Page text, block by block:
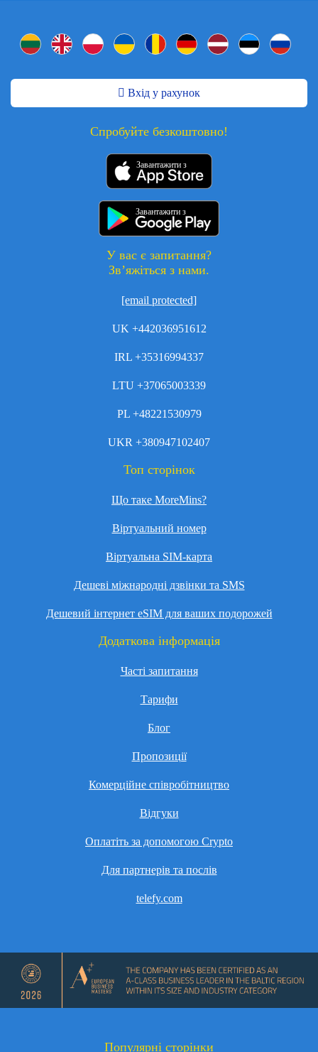
Вхід у рахунок
Спробуйте безкоштовно!
Завантажити з
Завантажити з
У вас є запитання?
Зв’яжіться з нами.
[email protected]
UK +442036951612
IRL +35316994337
LTU +37065003339
PL +48221530979
UKR +380947102407
Топ сторінок
Що таке MoreMins?
Віртуальний номер
Віртуальна SIM-карта
Дешеві міжнародні дзвінки та SMS
Дешевий інтернет eSIM для ваших подорожей
Додаткова інформація
Часті запитання
Тарифи
Блог
Пропозиції
Комерційне співробітництво
Відгуки
Оплатіть за допомогою Crypto
Для партнерів та послів
telefy.com
Популярні сторінки